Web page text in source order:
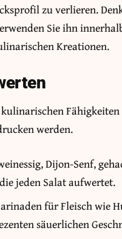
zu verlieren.
Sie ihn
Kreationen.
werden.
Dijon-Senf,
jeden Salat aufwertet.
für Fleisch wie
säuerlichen